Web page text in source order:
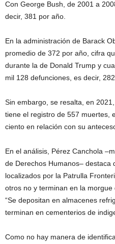
Con George Bush, de 2001 a
decir, 381 por año.
En la administración de Barack
promedio de 372 por año, cifra
durante la de Donald Trump y
mil 128 defunciones, es decir,
Sin embargo, se resalta, en
tiene el registro de 557 muertes,
ciento en relación con su
En el análisis, Pérez Canchola
de Derechos Humanos– destaca
localizados por la Patrulla
otros no y terminan en la morgue
“Se depositan en almacenes
terminan en cementerios de
Como no hay manera de